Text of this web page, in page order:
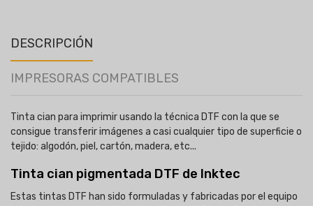
DESCRIPCIÓN
IMPRESORAS COMPATIBLES
Tinta cian para imprimir usando la técnica DTF con la que se
consigue transferir imágenes a casi cualquier tipo de superficie o
tejido: algodón, piel, cartón, madera, etc...
Tinta cian pigmentada DTF de Inktec
Estas tintas DTF han sido formuladas y fabricadas por el equipo